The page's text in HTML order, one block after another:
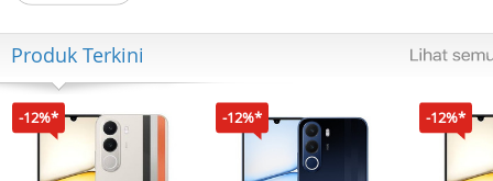
Produk Terkini
-12%* -12%* -12%*